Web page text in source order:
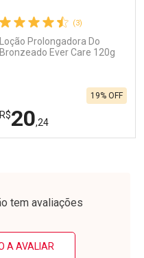
(3)
Loção Prolongadora Do
Bronzeado Ever Care 120g
R$20,24
19% OFF
Por Menos
tem avaliações
A AVALIAR